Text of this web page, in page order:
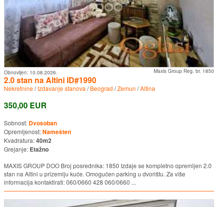
Maxis Group Reg. br. 1850
Obnovljen: 10.08.2026.
2.0 stan na Altini ID#1990
Nekretnine/Izdavanje stanova /Beograd /Zemun /Altina
350,00 EUR
Sobnost: Dvosoban
Opremljenost:Namešten
Kvadratura:40m2
Grejanje: Etažno
MAXIS GROUP DOO Broj posrednika: 1850 Izdaje se kompletno opremljen 2.0
stan na Altini u prizemlju kuće. Omogućen parking u dvorištu. Za više
informacija kontaktirati: 060/0660 428 060/0660 ...